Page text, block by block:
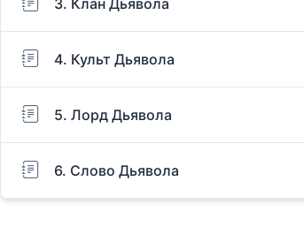
4. Культ Дьявола
5. Лорд Дьявола
6. Слово Дьявола